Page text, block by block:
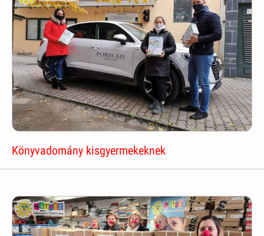
Könyvadomány kisgyermekeknek